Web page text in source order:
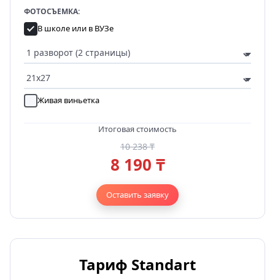
ФОТОСЪЕМКА:
В школе или в ВУЗе
Живая виньетка
Итоговая стоимость
10 238 ₸
8 190 ₸
Оставить заявку
Тариф Standart